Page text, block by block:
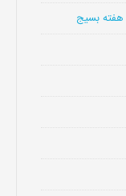
هفته بسیج